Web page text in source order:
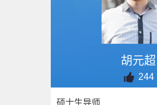
胡元超
244
硕士生导师